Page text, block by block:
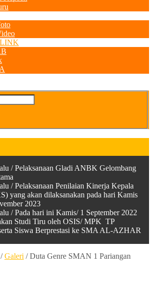
/ Pelaksanaan Gladi ANBK Gelombang
/ Pelaksanaan Penilaian Kinerja Kepala
yang akan dilaksanakan pada hari Kamis
2023
/ Pada hari ini Kamis/ 1 September 2022
Studi Tiru oleh OSIS/ MPK TP
Siswa Berprestasi ke SMA AL-AZHAR
/Galeri /Duta Genre SMAN 1 Pariangan